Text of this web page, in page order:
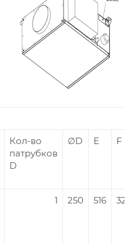
Кол-во
патрубков
D
∅D E F
1 250 516 321